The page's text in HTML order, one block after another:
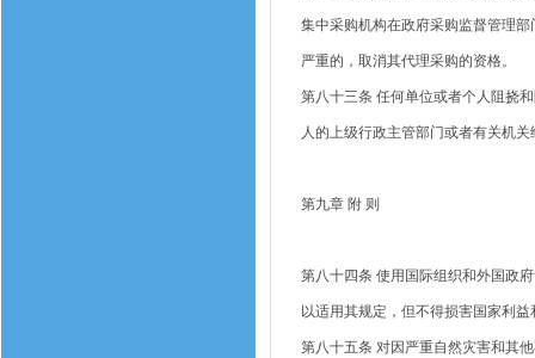
集中采购机构在政府采购监督管理
严重的，取消其代理采购的资格。
第八十三条 任何单位或者个人阻挠
人的上级行政主管部门或者有关机
第九章 附 则
第八十四条 使用国际组织和外国政
以适用其规定，但不得损害国家利
第八十五条 对因严重自然灾害和其